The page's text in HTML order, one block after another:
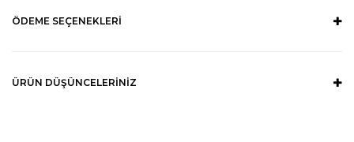
ÖDEME SEÇENEKLERI
ÜRÜN DÜŞÜNCELERINIZ